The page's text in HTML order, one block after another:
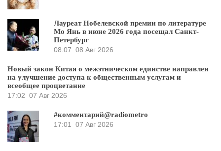
Лауреат Нобелевской премии по литературе
Мо Янь в июне 2026 года посещал Санкт-
Петербург
08:07 08 Авг 2026
Новый закон Китая о межэтническом единстве направлен
на улучшение доступа к общественным услугам и
всеобщее процветание
17:02 07 Авг 2026
#комментарий@radiometro
17:01
07 Авг 2026